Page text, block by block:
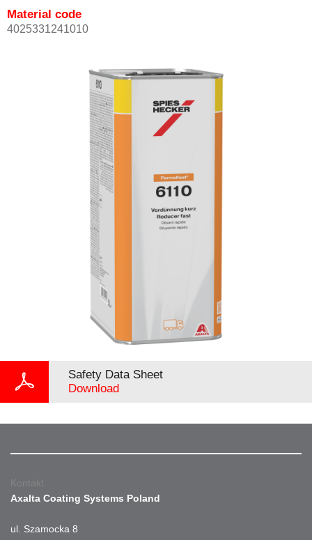
Material code
4025331241010
Safety Data Sheet
Download
Kontakt
Axalta Coating Systems Poland
ul. Szamocka 8